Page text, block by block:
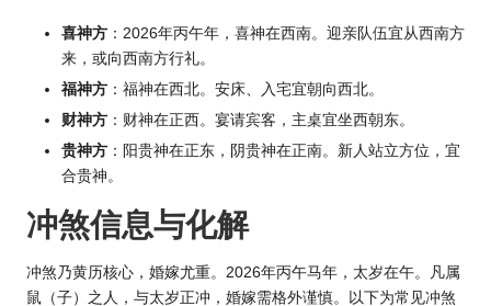
喜神方 ： 2026年丙午年，喜神在西南。迎亲队伍宜从西南方
来，或向西南方行礼。
福神方 ：福神在西北。安床、入宅宜朝向西北。
财神方 ：财神在正西。宴请宾客，主桌宜坐西朝东。
贵神方 ：阳贵神在正东，阴贵神在正南。新人站立方位，宜
合贵神。
冲煞信息与化解
冲煞乃黄历核心，婚嫁尤重。2026年丙午马年，太岁在午。凡属
鼠（子）之人，与太岁正冲，婚嫁需格外谨慎。以下为常见冲煞